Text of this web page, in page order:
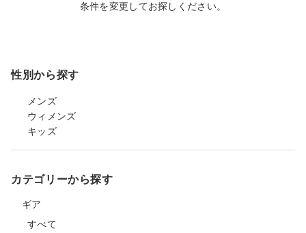
条件を変更してお探しください。
性別から探す
メンズ
ウィメンズ
キッズ
カテゴリーから探す
ギア
すべて